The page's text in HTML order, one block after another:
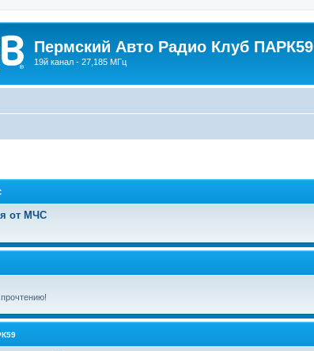
Пермский Авто Радио Клуб ПАРК59
19й канал - 27,185 МГц
от МЧС